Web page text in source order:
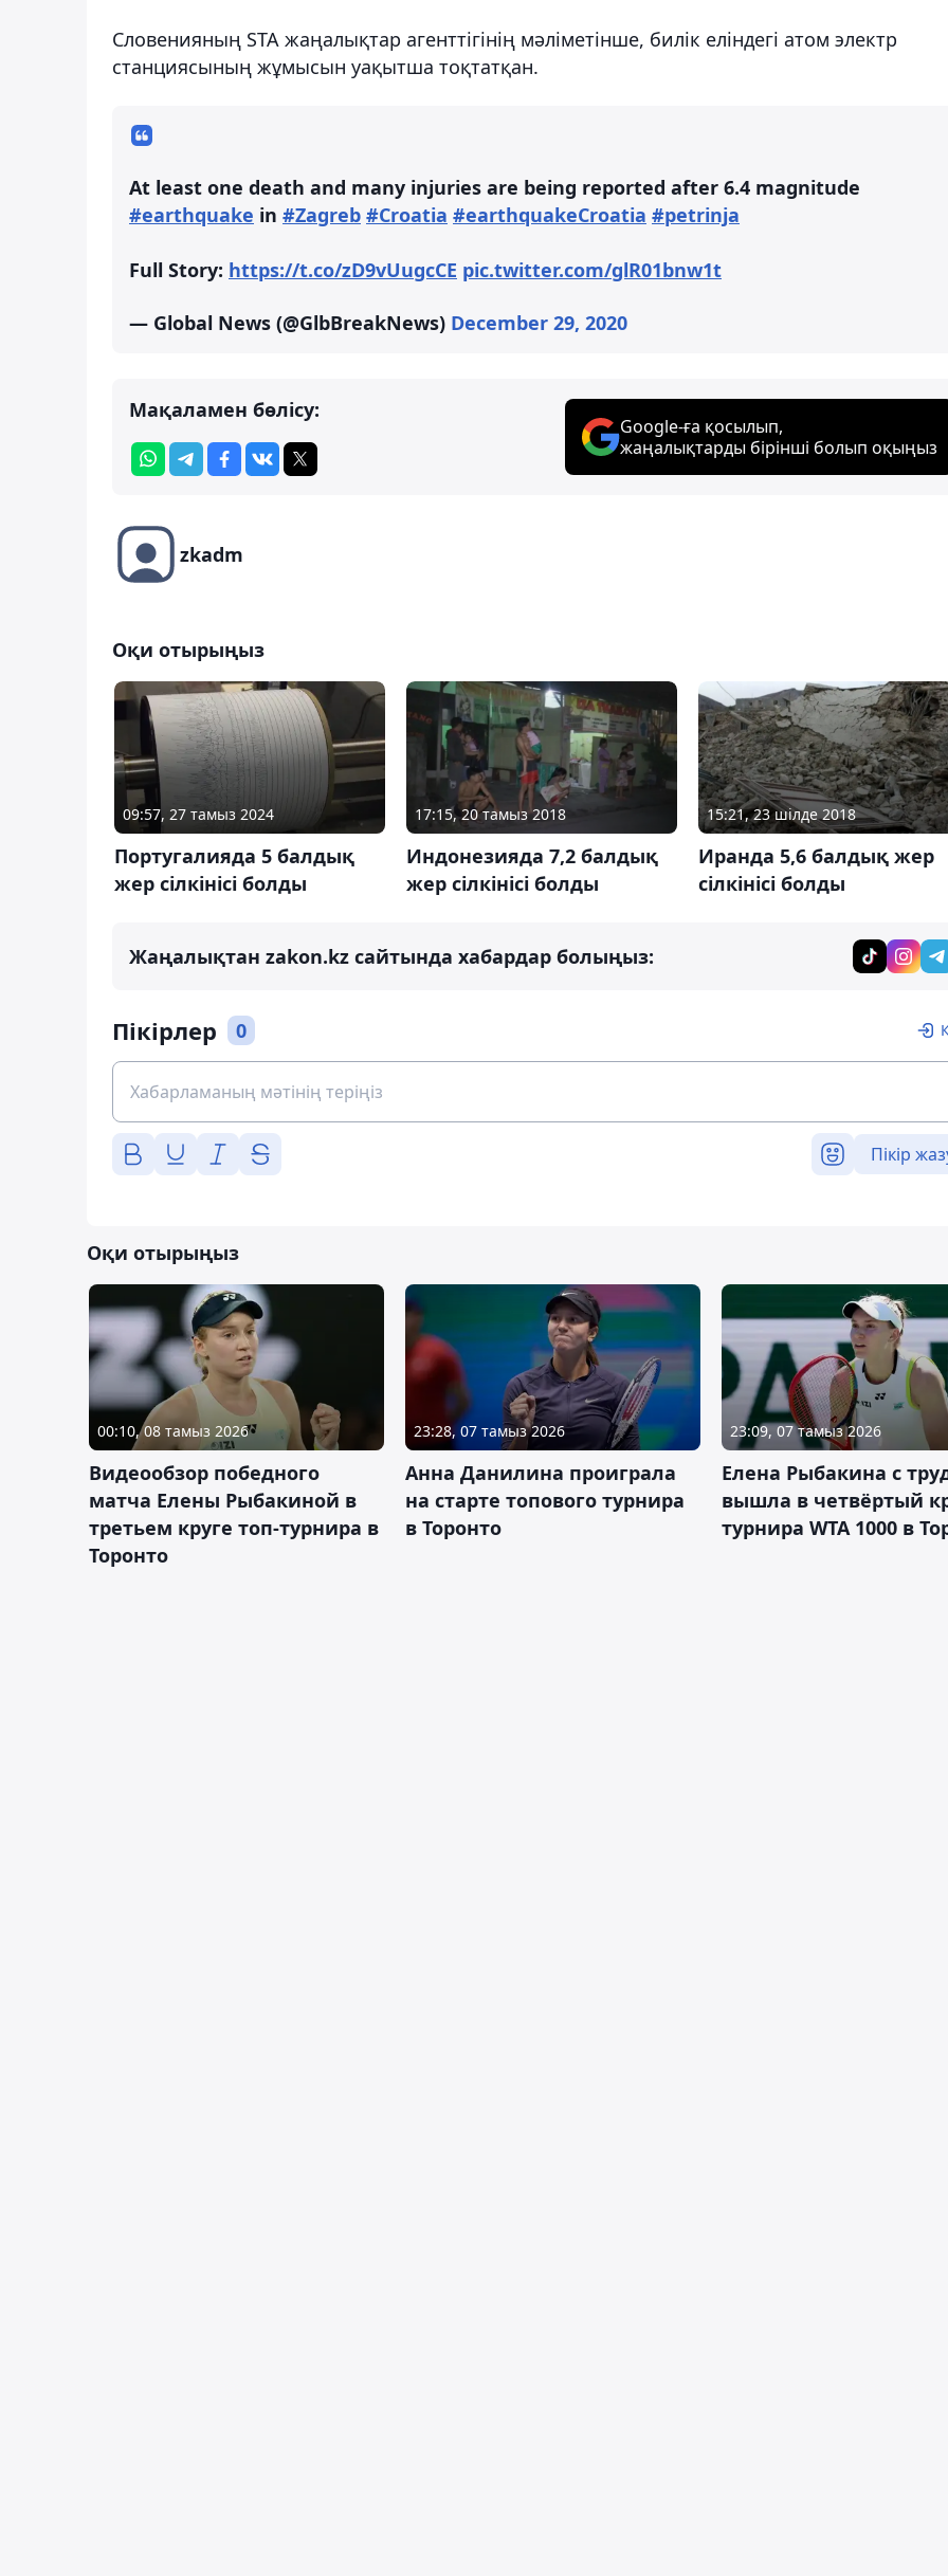
Словенияның STA жаңалықтар агенттігінің мәліметінше, билік еліндегі атом электр
станциясының жұмысын уақытша тоқтатқан.
At least one death and many injuries are being reported after 6.4 magnitude
#earthquake in #Zagreb #Croatia #earthquakeCroatia #petrinja
Full Story: https://t.co/zD9vUugcCE pic.twitter.com/glR01bnw1t
— Global News (@GlbBreakNews) December 29, 2020
Мақаламен бөлісу:
Google-ға қосылып,
жаңалықтарды бірінші болып оқыңыз
zkadm
Оқи отырыңыз
09:57, 27 тамыз 2024
Португалияда 5 балдық
жер сілкінісі болды
17:15, 20 тамыз 2018
Индонезияда 7,2 балдық
жер сілкінісі болды
15:21, 23 шілде 2018
Иранда 5,6 балдық жер
сілкінісі болды
Жаңалықтан zakon.kz сайтында хабардар болыңыз:
Пікірлер 0
Пікір
Оқи отырыңыз
00:10, 08 тамыз 2026
Видеообзор победного
матча Елены Рыбакиной в
третьем круге топ-турнира в
Торонто
23:28, 07 тамыз 2026
Анна Данилина проиграла
на старте топового турнира
в Торонто
23:09, 07 тамыз 2026
Елена Рыбакина с
вышла в четвёртый
турнира WTA 1000 в